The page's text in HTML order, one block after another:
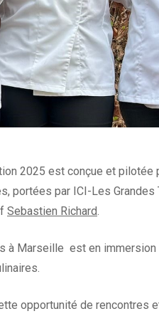
2025 est conçue et
portées par ICI-Les Grandes
Sebastien Richard.
à Marseille est en immersion
opportunité de rencontres